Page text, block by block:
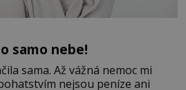
samo nebe!
sama. Až vážná nemoc mi
nejsou peníze ani